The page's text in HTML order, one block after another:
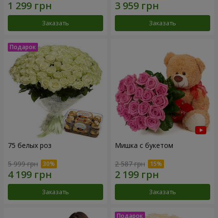
Заказать Заказать
75 белых роз
5 999 грн
Заказать
Мишка с букетом
2 587 грн
Заказать